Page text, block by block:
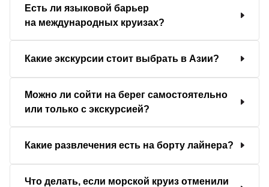
Есть ли языковой барьер
на международных круизах?
Какие экскурсии стоит выбрать в Азии?
Можно ли сойти на берег самостоятельно
или только с экскурсией?
Какие развлечения есть на борту лайнера?
Что делать, если морской круиз отменили